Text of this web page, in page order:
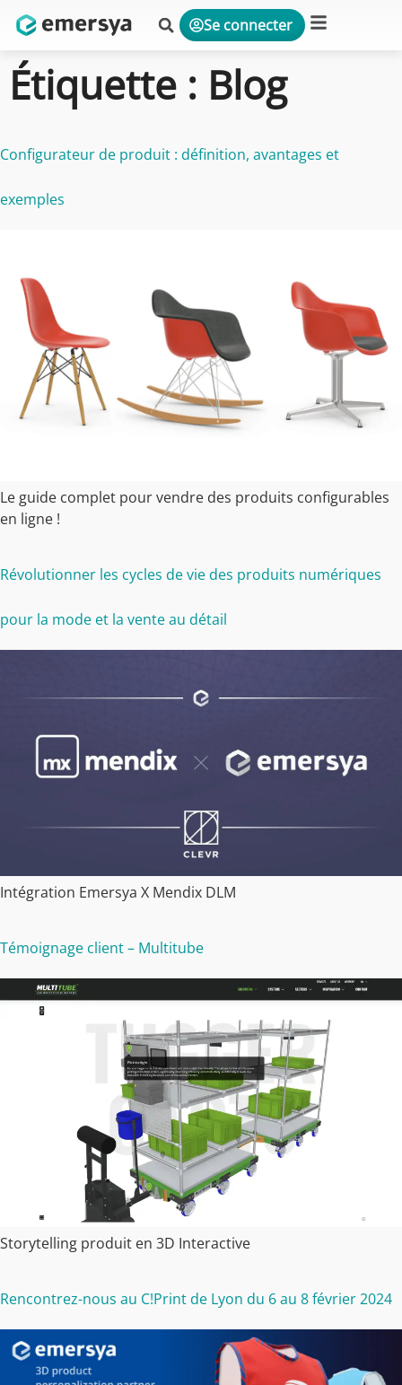
Se connecter
Étiquette : Blog
Configurateur de produit : définition, avantages et
exemples
Le guide complet pour vendre des produits configurables
en ligne !
Révolutionner les cycles de vie des produits numériques
pour la mode et la vente au détail
Intégration Emersya X Mendix DLM
Témoignage client – Multitube
Storytelling produit en 3D Interactive
Rencontrez-nous au C!Print de Lyon du 6 au 8 février 2024